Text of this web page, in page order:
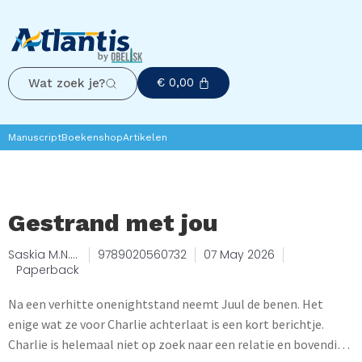
Wat zoek je? € 0,00
ManuscriptBoekenshopArtikelen
Gestrand met jou
Saskia M.N.
Oudshoorn
9789020560732
07 May 2026
Paperback
Na een verhitte onenightstand neemt Juul de benen. Het
enige wat ze voor Charlie achterlaat is een kort berichtje.
Charlie is helemaal niet op zoek naar een relatie en bovendien